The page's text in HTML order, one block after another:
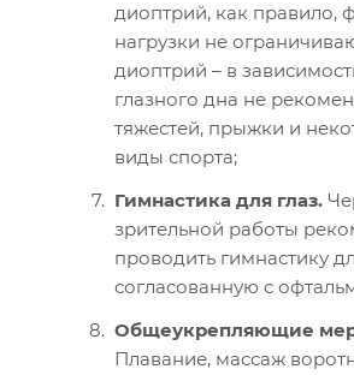
диоптрий, как правило,
нагрузки не
диоптрий – в
глазного дна не
тяжестей, прыжки и
виды спорта;
Гимнастика для глаз.
зрительной работы
проводить гимнастику
согласованную с
Общеукрепляющие
Плавание, массаж